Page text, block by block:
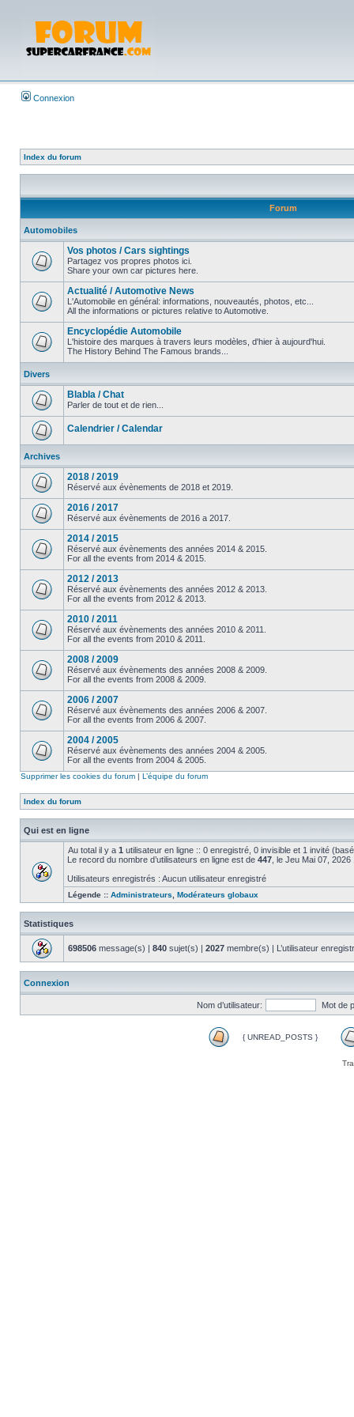
Connexion
Index du forum
Forum
Automobiles
Vos photos / Cars sightings
Partagez vos propres photos ici.
Share your own car pictures here.
Actualité / Automotive News
L'Automobile en général: informations, nouveautés, photos, etc...
All the informations or pictures relative to Automotive.
Encyclopédie Automobile
L'histoire des marques à travers leurs modèles, d'hier à aujourd'hui.
The History Behind The Famous brands...
Divers
Blabla / Chat
Parler de tout et de rien...
Calendrier / Calendar
Archives
2018 / 2019
Réservé aux évènements de 2018 et 2019.
2016 / 2017
Réservé aux évènements de 2016 a 2017.
2014 / 2015
Réservé aux évènements des années 2014 & 2015.
For all the events from 2014 & 2015.
2012 / 2013
Réservé aux évènements des années 2012 & 2013.
For all the events from 2012 & 2013.
2010 / 2011
Réservé aux évènements des années 2010 & 2011.
For all the events from 2010 & 2011.
2008 / 2009
Réservé aux évènements des années 2008 & 2009.
For all the events from 2008 & 2009.
2006 / 2007
Réservé aux évènements des années 2006 & 2007.
For all the events from 2006 & 2007.
2004 / 2005
Réservé aux évènements des années 2004 & 2005.
For all the events from 2004 & 2005.
Supprimer les cookies du forum | L’équipe du forum
Index du forum
Qui est en ligne
Au total il y a 1 utilisateur en ligne :: 0 enregistré, 0 invisible et 1 invité
Le record du nombre d’utilisateurs en ligne est de 447 , le Jeu Mai 07, 2026
Utilisateurs enregistrés : Aucun utilisateur enregistré
Légende :: Administrateurs Modérateurs globaux
Statistiques
698506 message(s) | 840 sujet(s) | 2027 membre(s) | L’utilisateur
Connexion
Nom d’utilisateur: Mot de
{ UNREAD_POSTS }